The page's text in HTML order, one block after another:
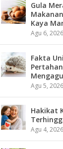
Gula
Kaya
Agu 6, 2026
Fakta
Agu 5, 2026
Hakikat
Agu 4, 2026